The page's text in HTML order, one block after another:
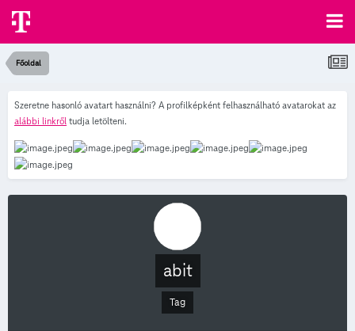
Főoldal
Szeretne hasonló avatart használni? A profilképként felhasználható avatarokat az
alábbi linkről tudja letölteni.
abit
Tag